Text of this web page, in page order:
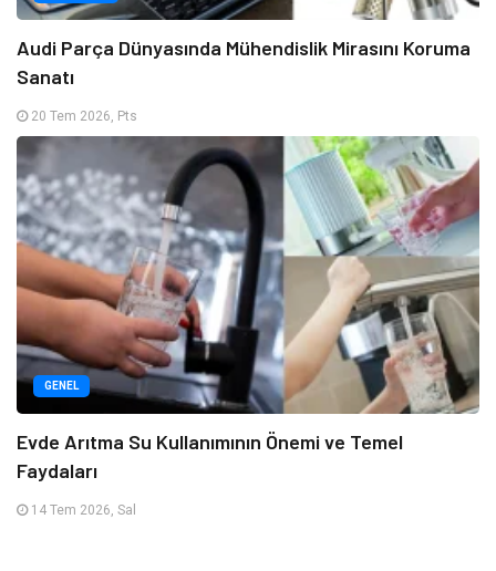
Audi Parça Dünyasında Mühendislik Mirasını Koruma
Sanatı
20 Tem 2026, Pts
GENEL
Evde Arıtma Su Kullanımının Önemi ve Temel
Faydaları
14 Tem 2026, Sal